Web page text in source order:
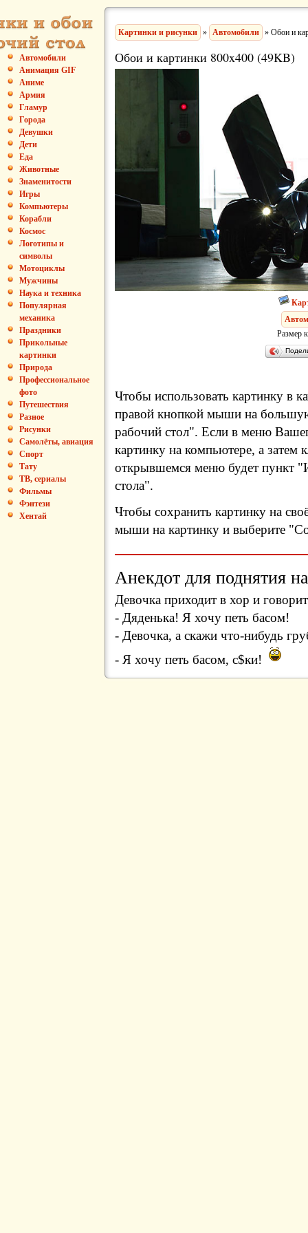
Автомобили
Анимация GIF
Аниме
Армия
Гламур
Города
Девушки
Дети
Еда
Животные
Знаменитости
Игры
Компьютеры
Корабли
Космос
Логотипы и
символы
Мотоциклы
Мужчины
Наука и техника
Популярная
механика
Праздники
Прикольные
картинки
Природа
Профессиональное
фото
Путешествия
Разное
Рисунки
Самолёты, авиация
Спорт
Тату
ТВ, сериалы
Фильмы
Фэнтези
Хентай
Картинки и рисунки » Автомобили » Обои и
Обои и картинки 800x400 (49KB)
Размер
Чтобы использовать картинку в
правой кнопкой мыши на
рабочий стол". Если в меню
картинку на компьютере, а затем
открывшемся меню будет пункт
стола".
Чтобы сохранить картинку на
мыши на картинку и выберите
Анекдот для поднятия
Девочка приходит в хор и
- Дяденька! Я хочу петь басом!
- Девочка, а скажи что-нибудь
- Я хочу петь басом, с$ки!